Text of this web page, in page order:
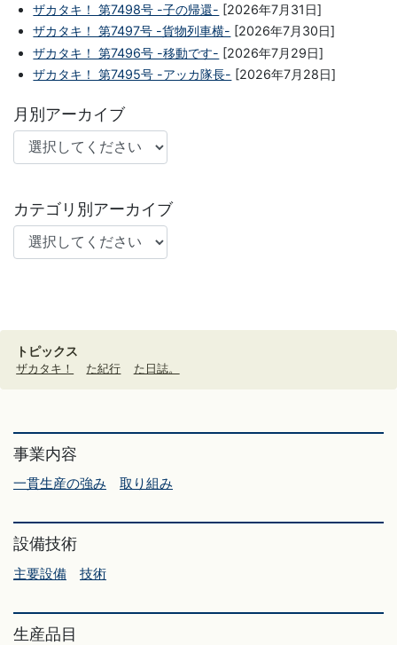
ザカタキ！ 第7498号 -子の帰還- [2026年7月31日]
ザカタキ！ 第7497号 -貨物列車横- [2026年7月30日]
ザカタキ！ 第7496号 -移動です- [2026年7月29日]
ザカタキ！ 第7495号 -アッカ隊長- [2026年7月28日]
月別アーカイブ
カテゴリ別アーカイブ
トピックス
ザカタキ！ た紀行 た日誌。
事業内容
一貫生産の強み 取り組み
設備技術
主要設備 技術
生産品目